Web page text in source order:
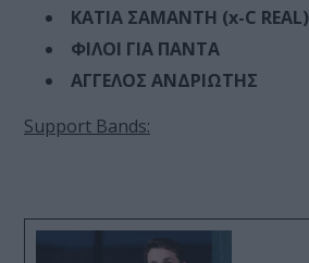
ΚΑΤΙΑ ΣΑΜΑΝΤΗ (x-C REAL)
ΦΙΛΟΙ ΓΙΑ ΠΑΝΤΑ
ΑΓΓΕΛΟΣ ΑΝΔΡΙΩΤΗΣ
Support Bands: